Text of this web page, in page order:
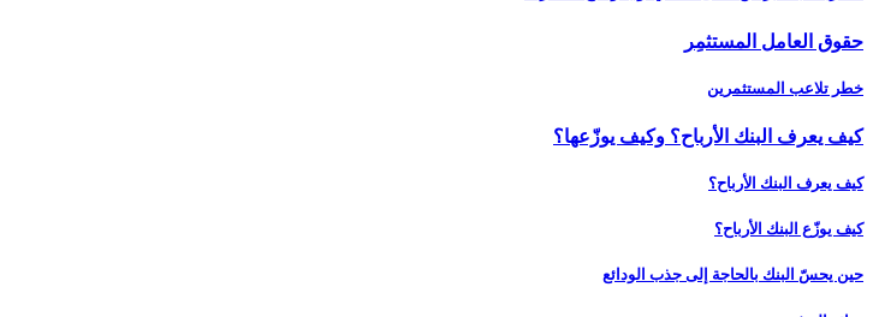
حقوق العامل المستثمِر
خطر تلاعب المستثمرين
كيف يعرف البنك الأرباح؟ وكيف يوزّعها؟
كيف يعرف البنك الأرباح؟
كيف يوزّع البنك الأرباح؟
حين يحسّ البنك بالحاجة إلى جذب الودائع